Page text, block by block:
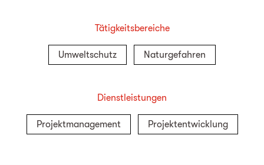
Tätigkeitsbereiche
Umweltschutz Naturgefahren
Dienstleistungen
Projektmanagement Projektentwicklung